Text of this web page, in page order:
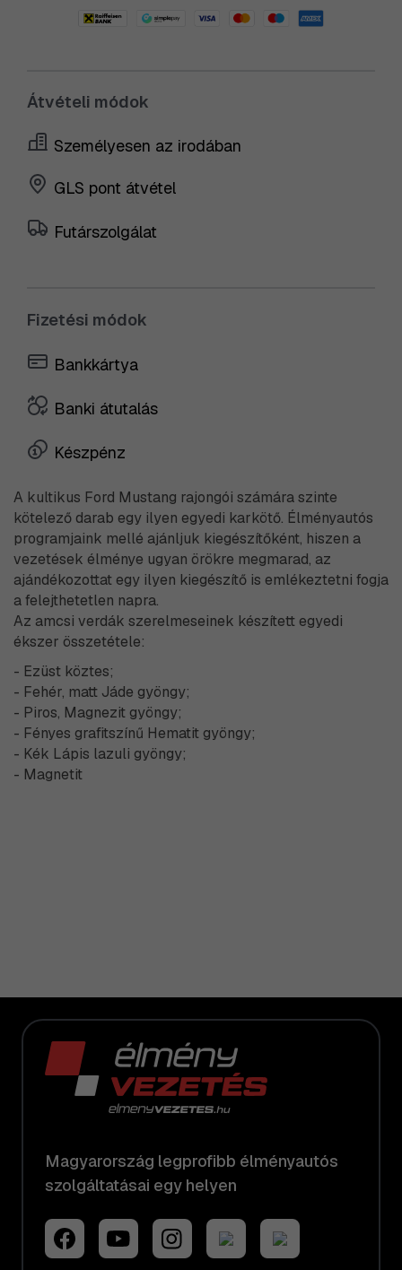
Átvételi módok
Személyesen az irodában
GLS pont átvétel
Futárszolgálat
Fizetési módok
Bankkártya
Banki átutalás
Készpénz
A kultikus Ford Mustang rajongói számára szinte
kötelező darab egy ilyen egyedi karkötő. Élményautós
programjaink mellé ajánljuk kiegészítőként, hiszen a
vezetések élménye ugyan örökre megmarad, az
ajándékozottat egy ilyen kiegészítő is emlékeztetni fogja
a felejthetetlen napra.
Az amcsi verdák szerelmeseinek készített egyedi
ékszer összetétele:
- Ezüst köztes;
- Fehér, matt Jáde gyöngy;
- Piros, Magnezit gyöngy;
- Fényes grafitszínű Hematit gyöngy;
- Kék Lápis lazuli gyöngy;
- Magnetit
Magyarország legprofibb élményautós
szolgáltatásai egy helyen